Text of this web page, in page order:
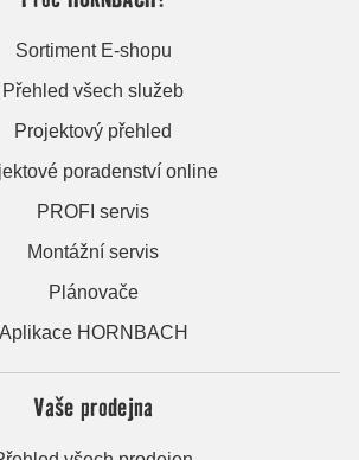
Sortiment E-shopu
Přehled všech služeb
Projektový přehled
poradenství online
PROFI servis
Montážní servis
Plánovače
Aplikace HORNBACH
Vaše prodejna